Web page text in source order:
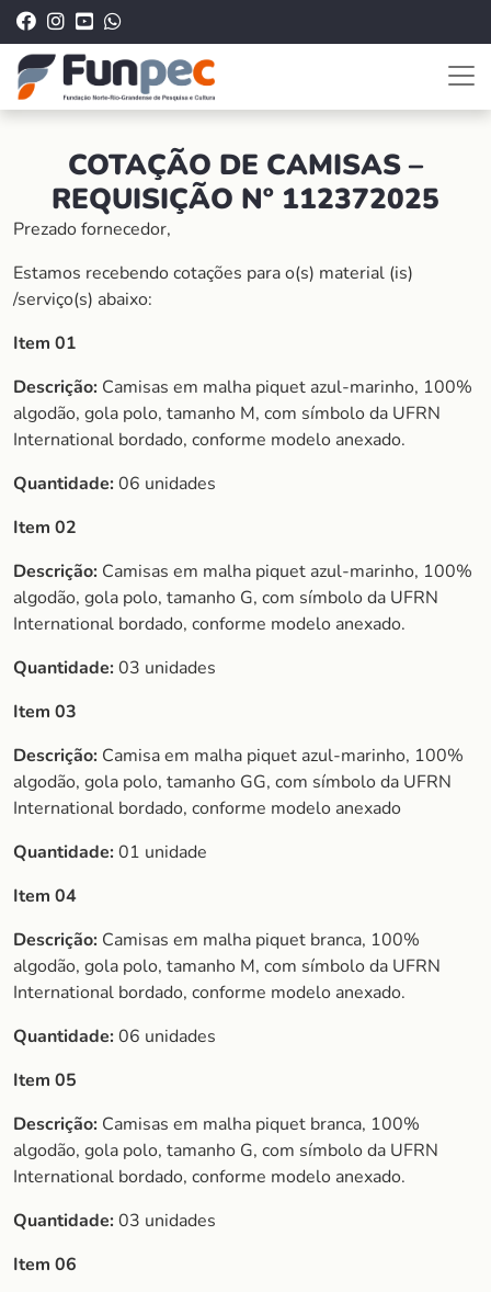
COTAÇÃO DE CAMISAS –
REQUISIÇÃO Nº 112372025
Prezado fornecedor,
Estamos recebendo cotações para o(s) material (is)
/serviço(s) abaixo:
Item 01
Descrição: Camisas em malha piquet azul-marinho, 100%
algodão, gola polo, tamanho M, com símbolo da UFRN
International bordado, conforme modelo anexado.
Quantidade:06 unidades
Item 02
Descrição: Camisas em malha piquet azul-marinho, 100%
algodão, gola polo, tamanho G, com símbolo da UFRN
International bordado, conforme modelo anexado.
Quantidade:03 unidades
Item 03
Descrição: Camisa em malha piquet azul-marinho, 100%
algodão, gola polo, tamanho GG, com símbolo da UFRN
International bordado, conforme modelo anexado
Quantidade:01 unidade
Item 04
Descrição: Camisas em malha piquet branca, 100%
algodão, gola polo, tamanho M, com símbolo da UFRN
International bordado, conforme modelo anexado.
Quantidade:06 unidades
Item 05
Descrição: Camisas em malha piquet branca, 100%
algodão, gola polo, tamanho G, com símbolo da UFRN
International bordado, conforme modelo anexado.
Quantidade:03 unidades
Item 06